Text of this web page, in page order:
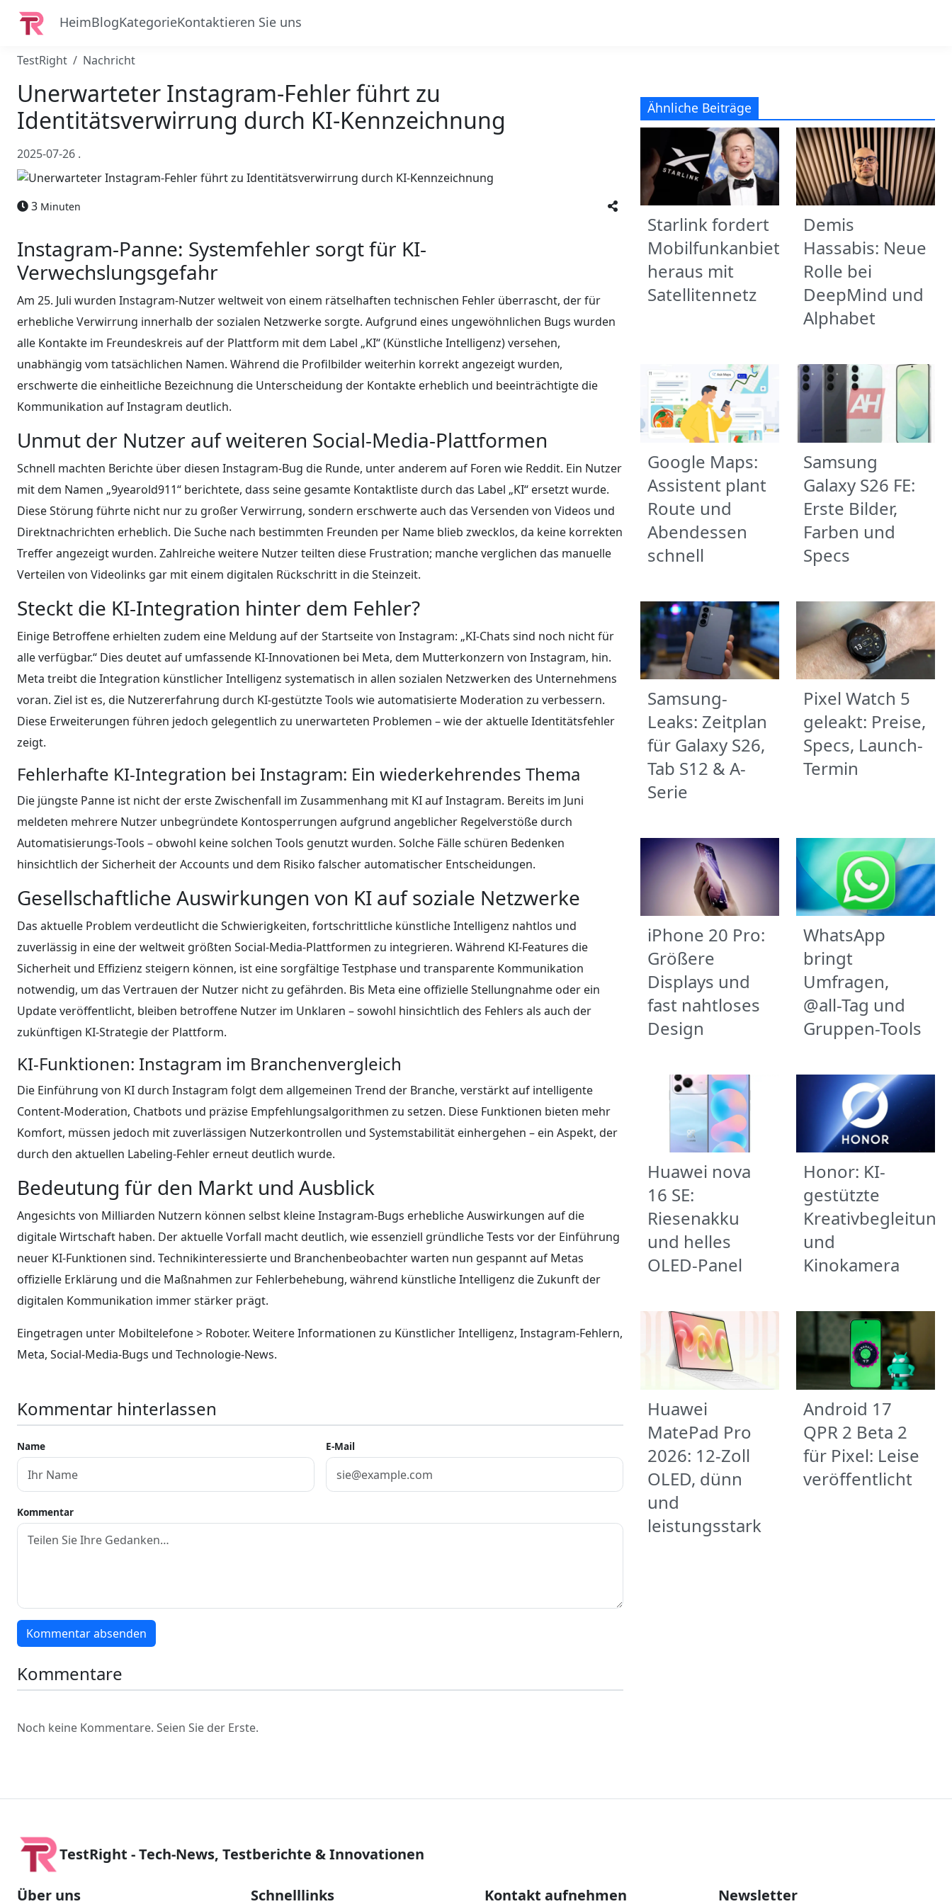
HeimBlogKategorieKontaktieren Sie uns
TestRight Nachricht
Unerwarteter Instagram-Fehler führt zu
Identitätsverwirrung durch KI-Kennzeichnung
2025-07-26 .
3 Minuten
Instagram-Panne: Systemfehler sorgt für KI-
Verwechslungsgefahr
Am 25. Juli wurden Instagram-Nutzer weltweit von einem rätselhaften technischen Fehler überrascht, der für
erhebliche Verwirrung innerhalb der sozialen Netzwerke sorgte. Aufgrund eines ungewöhnlichen Bugs wurden
alle Kontakte im Freundeskreis auf der Plattform mit dem Label „KI“ (Künstliche Intelligenz) versehen,
unabhängig vom tatsächlichen Namen. Während die Profilbilder weiterhin korrekt angezeigt wurden,
erschwerte die einheitliche Bezeichnung die Unterscheidung der Kontakte erheblich und beeinträchtigte die
Kommunikation auf Instagram deutlich.
Unmut der Nutzer auf weiteren Social-Media-Plattformen
Schnell machten Berichte über diesen Instagram-Bug die Runde, unter anderem auf Foren wie Reddit. Ein Nutzer
mit dem Namen „9yearold911“ berichtete, dass seine gesamte Kontaktliste durch das Label „KI“ ersetzt wurde.
Diese Störung führte nicht nur zu großer Verwirrung, sondern erschwerte auch das Versenden von Videos und
Direktnachrichten erheblich. Die Suche nach bestimmten Freunden per Name blieb zwecklos, da keine korrekten
Treffer angezeigt wurden. Zahlreiche weitere Nutzer teilten diese Frustration; manche verglichen das manuelle
Verteilen von Videolinks gar mit einem digitalen Rückschritt in die Steinzeit.
Steckt die KI-Integration hinter dem Fehler?
Einige Betroffene erhielten zudem eine Meldung auf der Startseite von Instagram: „KI-Chats sind noch nicht für
alle verfügbar.“ Dies deutet auf umfassende KI-Innovationen bei Meta, dem Mutterkonzern von Instagram, hin.
Meta treibt die Integration künstlicher Intelligenz systematisch in allen sozialen Netzwerken des Unternehmens
voran. Ziel ist es, die Nutzererfahrung durch KI-gestützte Tools wie automatisierte Moderation zu verbessern.
Diese Erweiterungen führen jedoch gelegentlich zu unerwarteten Problemen – wie der aktuelle Identitätsfehler
zeigt.
Fehlerhafte KI-Integration bei Instagram: Ein wiederkehrendes Thema
Die jüngste Panne ist nicht der erste Zwischenfall im Zusammenhang mit KI auf Instagram. Bereits im Juni
meldeten mehrere Nutzer unbegründete Kontosperrungen aufgrund angeblicher Regelverstöße durch
Automatisierungs-Tools – obwohl keine solchen Tools genutzt wurden. Solche Fälle schüren Bedenken
hinsichtlich der Sicherheit der Accounts und dem Risiko falscher automatischer Entscheidungen.
Gesellschaftliche Auswirkungen von KI auf soziale Netzwerke
Das aktuelle Problem verdeutlicht die Schwierigkeiten, fortschrittliche künstliche Intelligenz nahtlos und
zuverlässig in eine der weltweit größten Social-Media-Plattformen zu integrieren. Während KI-Features die
Sicherheit und Effizienz steigern können, ist eine sorgfältige Testphase und transparente Kommunikation
notwendig, um das Vertrauen der Nutzer nicht zu gefährden. Bis Meta eine offizielle Stellungnahme oder ein
Update veröffentlicht, bleiben betroffene Nutzer im Unklaren – sowohl hinsichtlich des Fehlers als auch der
zukünftigen KI-Strategie der Plattform.
KI-Funktionen: Instagram im Branchenvergleich
Die Einführung von KI durch Instagram folgt dem allgemeinen Trend der Branche, verstärkt auf intelligente
Content-Moderation, Chatbots und präzise Empfehlungsalgorithmen zu setzen. Diese Funktionen bieten mehr
Komfort, müssen jedoch mit zuverlässigen Nutzerkontrollen und Systemstabilität einhergehen – ein Aspekt, der
durch den aktuellen Labeling-Fehler erneut deutlich wurde.
Bedeutung für den Markt und Ausblick
Angesichts von Milliarden Nutzern können selbst kleine Instagram-Bugs erhebliche Auswirkungen auf die
digitale Wirtschaft haben. Der aktuelle Vorfall macht deutlich, wie essenziell gründliche Tests vor der Einführung
neuer KI-Funktionen sind. Technikinteressierte und Branchenbeobachter warten nun gespannt auf Metas
offizielle Erklärung und die Maßnahmen zur Fehlerbehebung, während künstliche Intelligenz die Zukunft der
digitalen Kommunikation immer stärker prägt.
Eingetragen unter Mobiltelefone > Roboter. Weitere Informationen zu Künstlicher Intelligenz, Instagram-Fehlern,
Meta, Social-Media-Bugs und Technologie-News.
Kommentar hinterlassen
Name E-Mail
Kommentar
Kommentar absenden
Kommentare
Noch keine Kommentare. Seien Sie der Erste.
Ähnliche Beiträge
Starlink fordert
Mobilfunkanbieter
heraus mit
Satellitennetz
Demis
Hassabis: Neue
Rolle bei
DeepMind und
Alphabet
Google Maps:
Assistent plant
Route und
Abendessen
schnell
Samsung
Galaxy S26 FE:
Erste Bilder,
Farben und
Specs
Samsung-
Leaks: Zeitplan
für Galaxy S26,
Tab S12 & A-
Serie
Pixel Watch 5
geleakt: Preise,
Specs, Launch-
Termin
iPhone 20 Pro:
Größere
Displays und
fast nahtloses
Design
WhatsApp
bringt
Umfragen,
@all-Tag und
Gruppen-Tools
Huawei nova
16 SE:
Riesenakku
und helles
OLED-Panel
Honor: KI-
gestützte
Kreativbegleitung
und
Kinokamera
Huawei
MatePad Pro
2026: 12-Zoll
OLED, dünn
und
leistungsstark
Android 17
QPR 2 Beta 2
für Pixel: Leise
veröffentlicht
TestRight - Tech-News, Testberichte & Innovationen
Über uns Schnelllinks Kontakt aufnehmen Newsletter